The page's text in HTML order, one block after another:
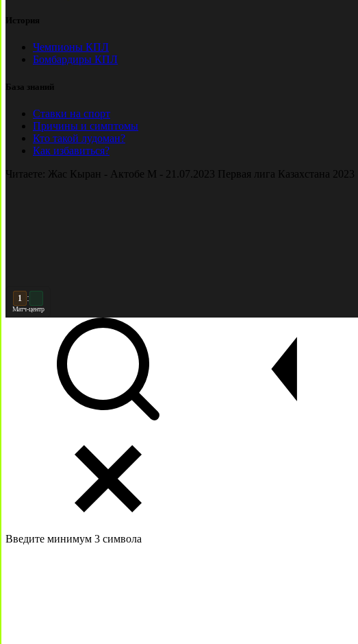
История
Чемпионы КПЛ
Бомбардиры КПЛ
База знаний
Ставки на спорт
Причины и симптомы
Кто такой лудоман?
Как избавиться?
Читаете: Жас Кыран - Актобе М - 21.07.2023 Первая лига Казахстана 2023
2 :
Матч-центр
Введите минимум 3 символа